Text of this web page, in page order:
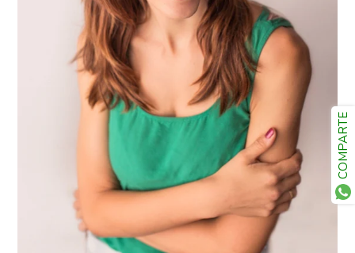
COMPARTE